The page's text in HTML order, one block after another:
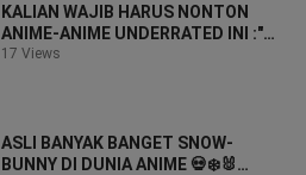
KALIAN WAJIB HARUS NONTON
ANIME-ANIME UNDERRATED INI :"
(To Be Hero X, Pluto, Blood Lad,
17 Views
ASLI BANYAK BANGET SNOW-
BUNNY DI DUNIA ANIME 💀❄️🐰